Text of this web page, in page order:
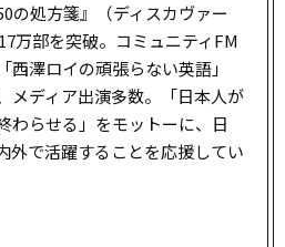
の処方箋』（ディスカヴァー
万部を突破。コミュニティFM
西澤ロイの頑張らない英語」
メディア出演多数。「日本人が
わらせる」をモットーに、日
外で活躍することを応援してい